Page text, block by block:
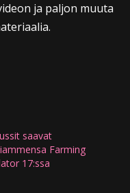
ja paljon muuta
saavat
Farming
17:ssa